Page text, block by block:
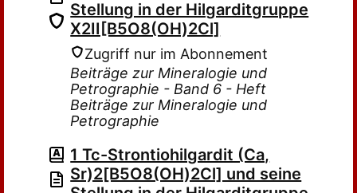
Stellung in der Hilgarditgruppe
X2II[B5O8(OH)2Cl]
Zugriff nur im Abonnement
Beiträge zur Mineralogie und
Petrographie - Band 6 - Heft
Beiträge zur Mineralogie und
Petrographie
1 Tc-Strontiohilgardit (Ca,
Sr)2[B5O8(OH)2Cl] und seine